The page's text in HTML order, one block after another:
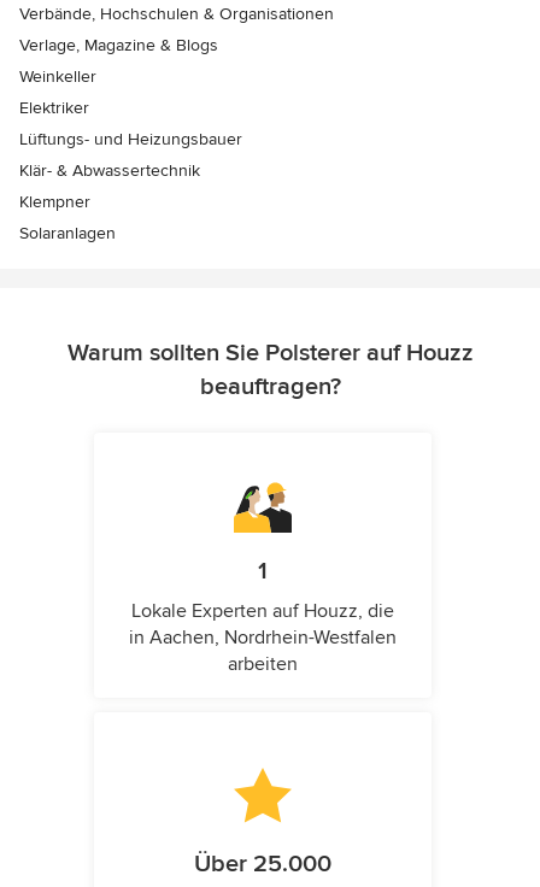
Verbände, Hochschulen & Organisationen
Verlage, Magazine & Blogs
Weinkeller
Elektriker
Lüftungs- und Heizungsbauer
Klär- & Abwassertechnik
Klempner
Solaranlagen
Warum sollten Sie Polsterer auf Houzz
beauftragen?
1
Lokale Experten auf Houzz, die
in Aachen, Nordrhein-Westfalen
arbeiten
Über 25.000